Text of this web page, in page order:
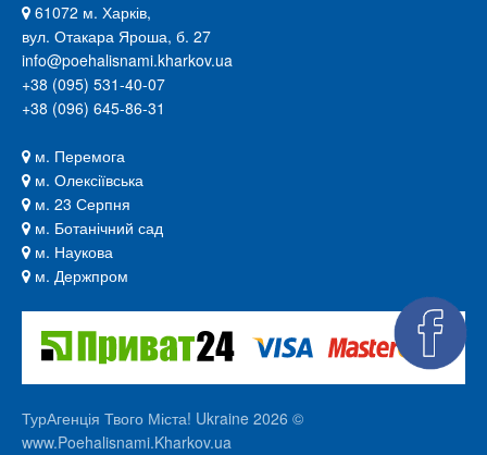
61072 м. Харків,
вул. Отакара Яроша, б. 27
info@poehalisnami.kharkov.ua
+38 (095) 531-40-07
+38 (096) 645-86-31
м. Перемога
м. Олексіївська
м. 23 Серпня
м. Ботанічний сад
м. Наукова
м. Держпром
ТурАгенція Твого Міста! Ukraine 2026 ©
www.Poehalisnami.Kharkov.ua